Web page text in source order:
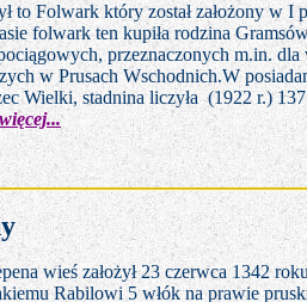
to Folwark który został założony w I
folwark ten kupiła rodzina
przeznaczonych m.in. dla
w Prusach Wschodnich.W
Wielki, stadnina liczyła (1922 r.)
więcej...
wieś założył 23 czerwca 1342
Rabilowi 5 włók na prawie